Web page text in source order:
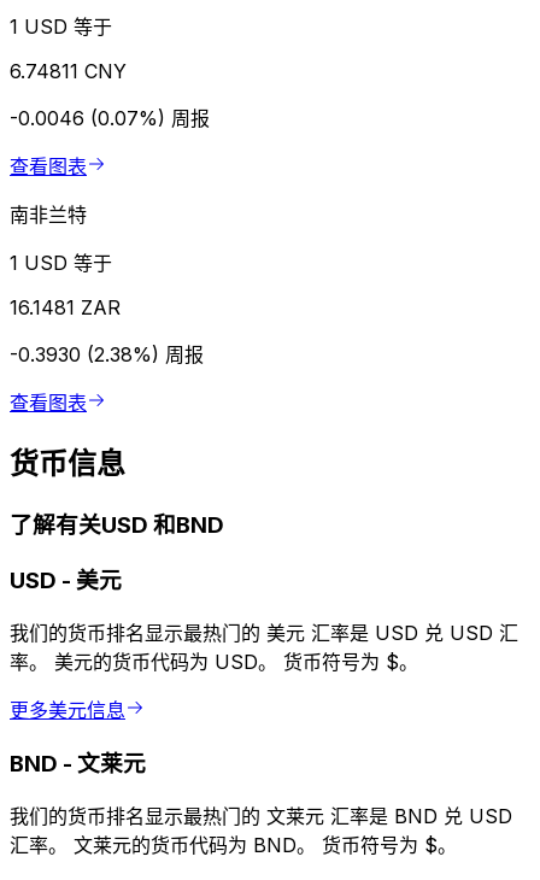
1 USD 等于
6.74811 CNY
-0.0046 (0.07%) 周报
查看图表
南非兰特
1 USD 等于
16.1481 ZAR
-0.3930 (2.38%) 周报
查看图表
货币信息
了解有关USD 和BND
USD - 美元
我们的货币排名显示最热门的 美元 汇率是 USD 兑 USD 汇
率。 美元的货币代码为 USD。 货币符号为 $。
更多美元信息
BND - 文莱元
我们的货币排名显示最热门的 文莱元 汇率是 BND 兑 USD
汇率。 文莱元的货币代码为 BND。 货币符号为 $。